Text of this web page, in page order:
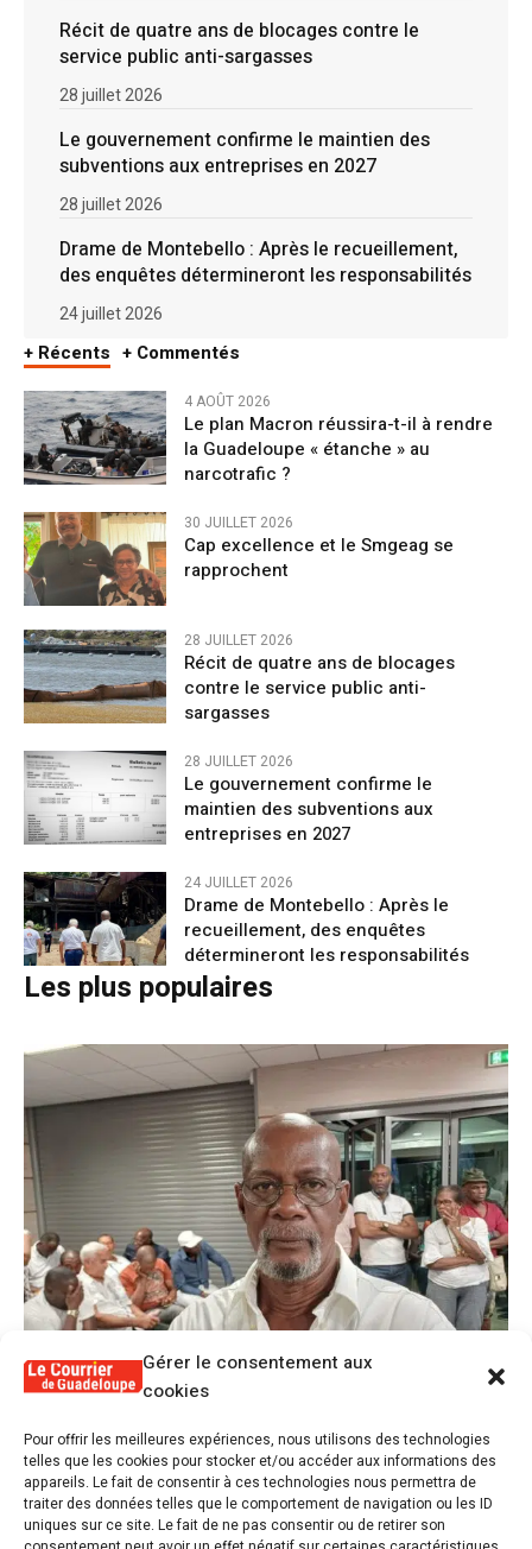
Gérer le consentement aux
cookies
Pour offrir les meilleures expériences, nous utilisons des technologies
telles que les cookies pour stocker et/ou accéder aux informations des
appareils. Le fait de consentir à ces technologies nous permettra de
traiter des données telles que le comportement de navigation ou les ID
uniques sur ce site. Le fait de ne pas consentir ou de retirer son
Récit de quatre ans de blocages contre le
service public anti-sargasses
28 juillet 2026
Le gouvernement confirme le maintien des
subventions aux entreprises en 2027
28 juillet 2026
Drame de Montebello : Après le recueillement,
des enquêtes détermineront les responsabilités
24 juillet 2026
+ Récents + Commentés
4 AOÛT 2026
Le plan Macron réussira-t-il à rendre
la Guadeloupe « étanche » au
narcotrafic ?
30 JUILLET 2026
Cap excellence et le Smgeag se
rapprochent
28 JUILLET 2026
Récit de quatre ans de blocages
contre le service public anti-
sargasses
28 JUILLET 2026
Le gouvernement confirme le
maintien des subventions aux
entreprises en 2027
24 JUILLET 2026
Drame de Montebello : Après le
recueillement, des enquêtes
détermineront les responsabilités
Les plus populaires
1 Alex Lollia : « Cédric Cornet développait
une forme de populisme qui aurait pu se
transformer en macoutisme »